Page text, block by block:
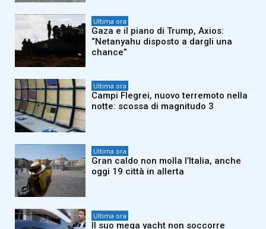
Ultima ora
Gaza e il piano di Trump, Axios:
“Netanyahu disposto a dargli una
chance”
Ultima ora
Campi Flegrei, nuovo terremoto nella
notte: scossa di magnitudo 3
Ultima ora
Gran caldo non molla l’Italia, anche
oggi 19 città in allerta
Ultima ora
Il suo mega yacht non soccorre